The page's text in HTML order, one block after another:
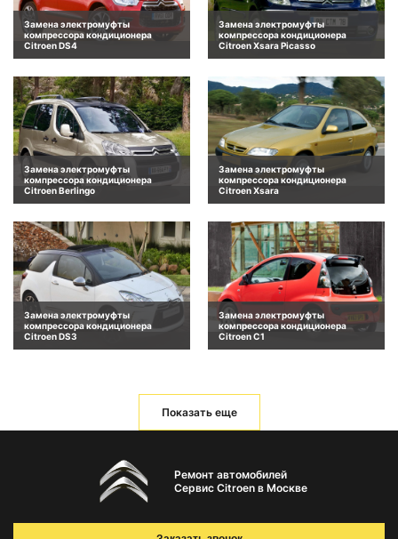
Замена электромуфты
компрессора кондиционера
Citroen DS4
Замена электромуфты
компрессора кондиционера
Citroen Xsara Picasso
Замена электромуфты
компрессора кондиционера
Citroen Berlingo
Замена электромуфты
компрессора кондиционера
Citroen Xsara
Замена электромуфты
компрессора кондиционера
Citroen DS3
Замена электромуфты
компрессора кондиционера
Citroen C1
Показать еще
Ремонт автомобилей
Сервис Citroen в Москве